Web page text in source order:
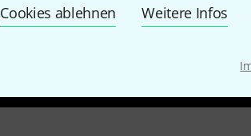
Cookies ablehnen Weitere Infos